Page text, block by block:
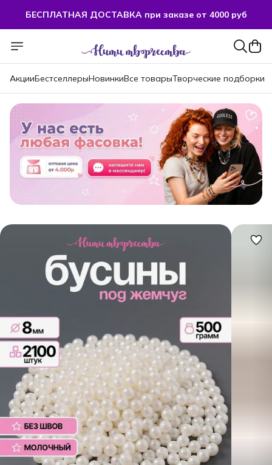
БЕСПЛАТНАЯ ДОСТАВКА при заказе от 4000 руб
БЕСПЛАТНАЯ ДОСТАВКА при заказе от 4000 руб
АкцииБестселлерыНовинкиВсе товарыТворческие подборки